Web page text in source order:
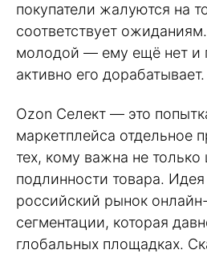
покупатели жалуются на
соответствует
молодой — ему ещё нет и
активно его дорабатывает.
Ozon Селект — это
маркетплейса отдельное
тех, кому важна не только
подлинности товара.
российский рынок
сегментации, которая
глобальных площадках.